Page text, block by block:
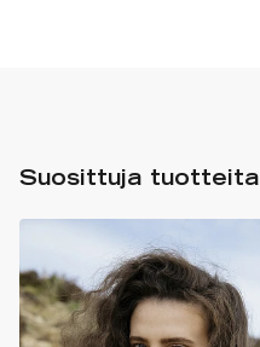
Suosittuja tuotteita